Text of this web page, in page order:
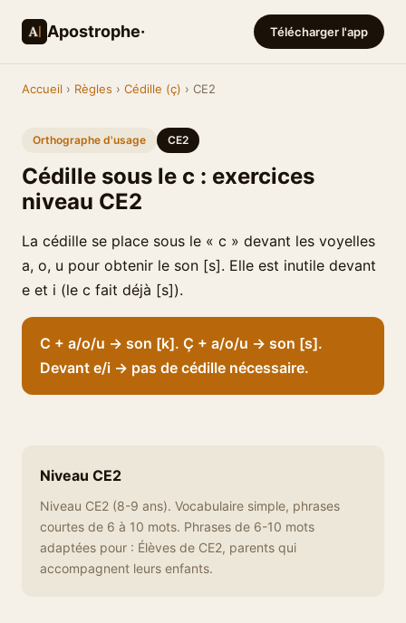
Apostrophe· Télécharger l'app
Accueil › Règles › Cédille (ç) › CE2
Orthographe d'usage CE2
Cédille sous le c : exercices
niveau CE2
La cédille se place sous le « c » devant les voyelles
a, o, u pour obtenir le son [s]. Elle est inutile devant
e et i (le c fait déjà [s]).
C + a/o/u → son [k]. Ç + a/o/u → son [s].
Devant e/i → pas de cédille nécessaire.
Niveau CE2
Niveau CE2 (8-9 ans). Vocabulaire simple, phrases
courtes de 6 à 10 mots. Phrases de 6-10 mots
adaptées pour : Élèves de CE2, parents qui
accompagnent leurs enfants.